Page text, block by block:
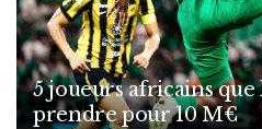
5 joueurs africains
prendre pour 10 M€